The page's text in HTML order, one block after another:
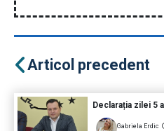
Articol precedent
Declarația zilei 5
Gabriela Erdic